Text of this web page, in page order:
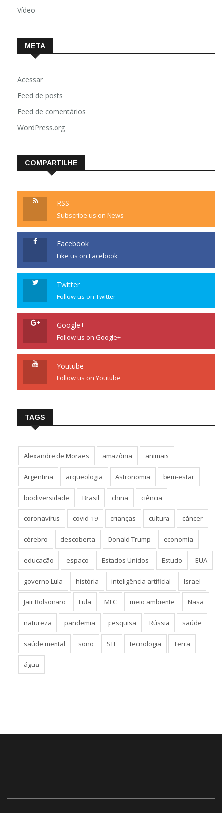
Vídeo
META
Acessar
Feed de posts
Feed de comentários
WordPress.org
COMPARTILHE
RSS
Subscribe us on News
Facebook
Like us on Facebook
Twitter
Follow us on Twitter
Google+
Follow us on Google+
Youtube
Follow us on Youtube
TAGS
Alexandre de Moraes amazônia animais
Argentina arqueologia Astronomia bem-estar
biodiversidade Brasil china ciência
coronavírus covid-19 crianças cultura câncer
cérebro descoberta Donald Trump economia
educação espaço Estados Unidos Estudo EUA
governo Lula história inteligência artificial Israel
Jair Bolsonaro Lula MEC meio ambiente Nasa
natureza pandemia pesquisa Rússia saúde
saúde mental sono STF tecnologia Terra
água